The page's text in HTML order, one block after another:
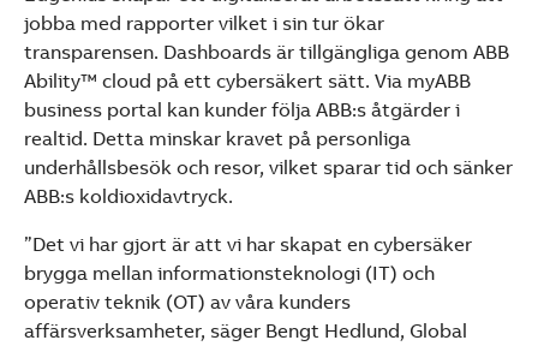
jobba med rapporter vilket i sin tur ökar
transparensen. Dashboards är tillgängliga genom ABB
Ability™ cloud på ett cybersäkert sätt. Via myABB
business portal kan kunder följa ABB:s åtgärder i
realtid. Detta minskar kravet på personliga
underhållsbesök och resor, vilket sparar tid och sänker
ABB:s koldioxidavtryck.
”Det vi har gjort är att vi har skapat en cybersäker
brygga mellan informationsteknologi (IT) och
operativ teknik (OT) av våra kunders
affärsverksamheter, säger Bengt Hedlund, Global